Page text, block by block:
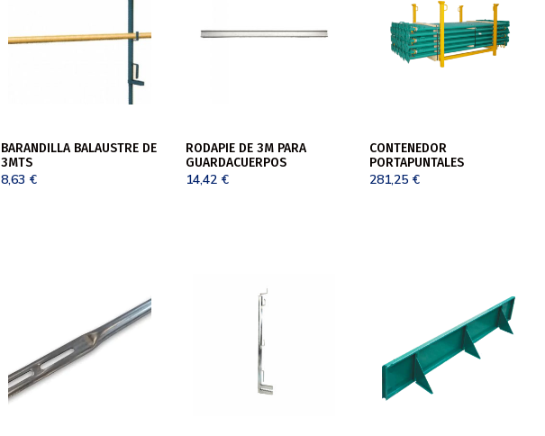
BARANDILLA BALAUSTRE DE
3MTS
8,63 €
RODAPIE DE 3M PARA
GUARDACUERPOS
14,42 €
CONTENEDOR
PORTAPUNTALES
281,25 €